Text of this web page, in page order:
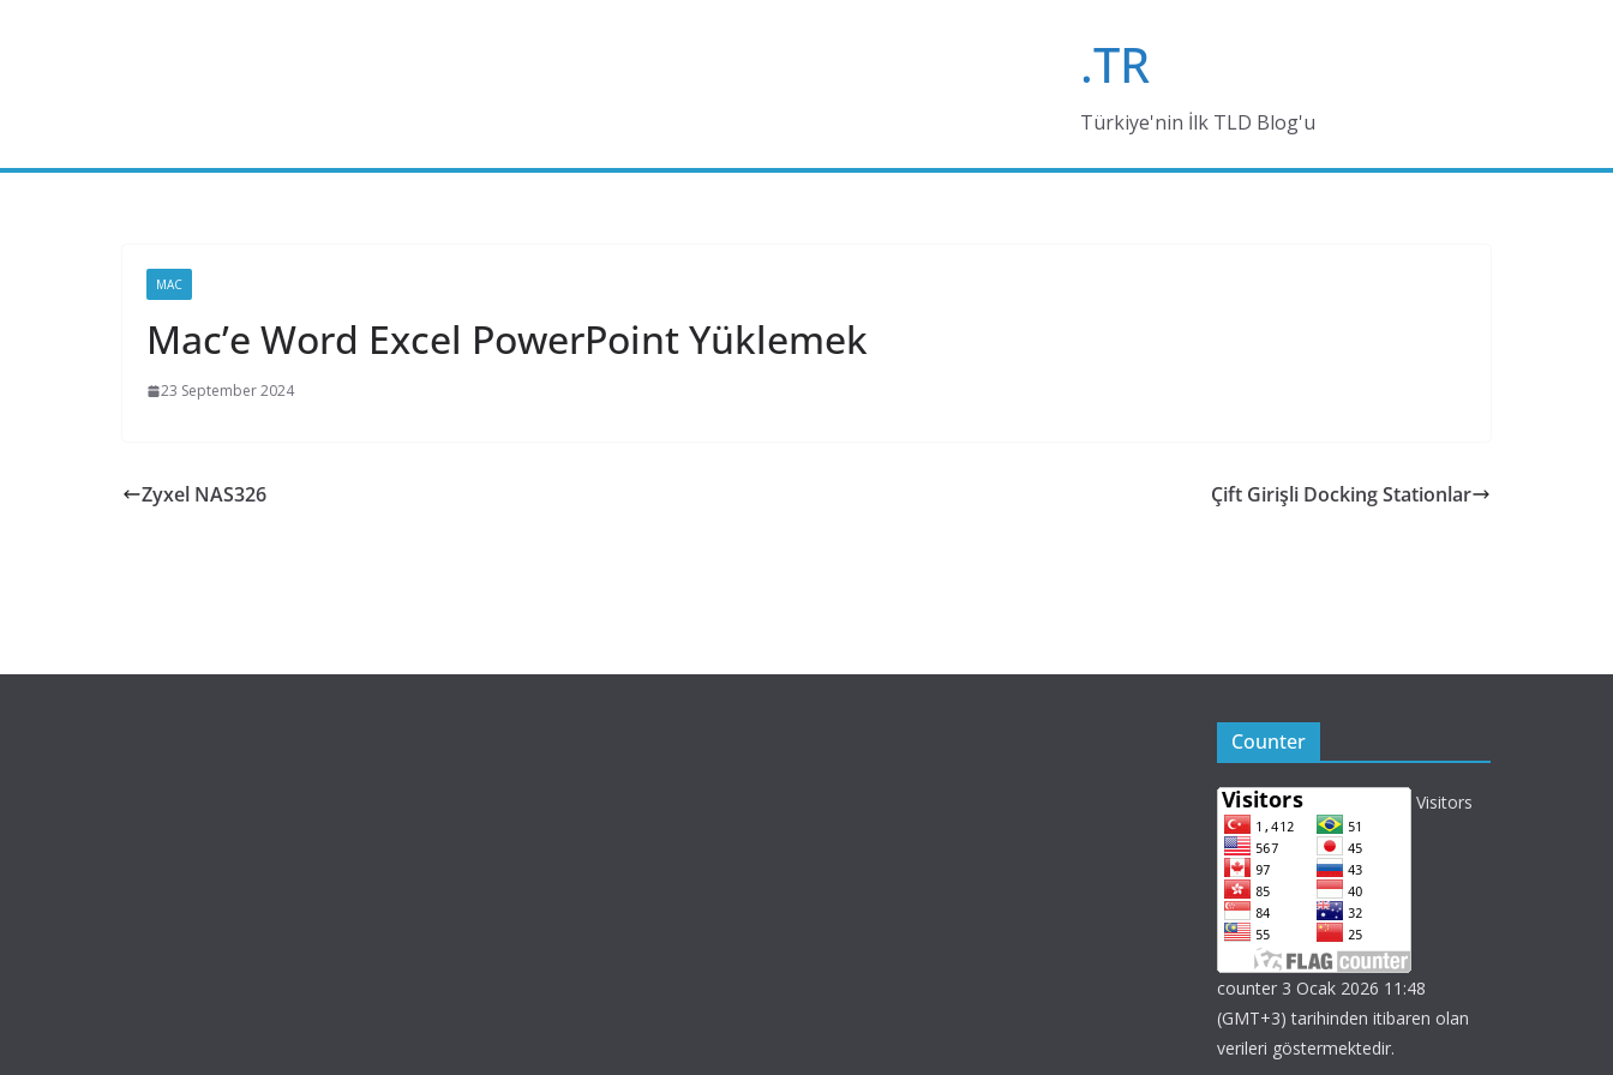
.TR
Türkiye'nin İlk TLD Blog'u
MAC
Mac’e Word Excel PowerPoint Yüklemek
23 September 2024
Zyxel NAS326 Çift Girişli Docking Stationlar
Counter
Visitors
counter 3 Ocak 2026 11:48
(GMT+3) tarihinden itibaren olan
verileri göstermektedir.